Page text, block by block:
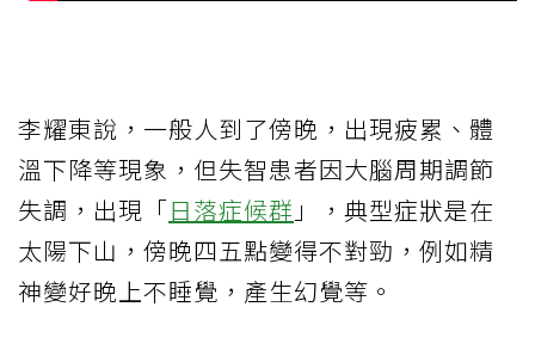
李耀東說，一般人到了傍晚，出現疲累、體
溫下降等現象，但失智患者因大腦周期調節
失調，出現「日落症候群 」，典型症狀是在
太陽下山，傍晚四五點變得不對勁，例如精
神變好晚上不睡覺，產生幻覺等。